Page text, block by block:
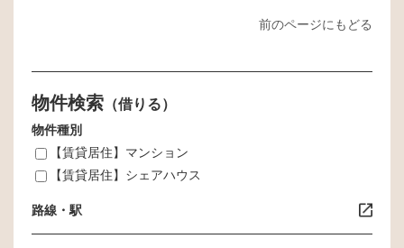
前のページにもどる
物件検索 （借りる）
物件種別
【賃貸居住】マンション
【賃貸居住】シェアハウス
路線・駅